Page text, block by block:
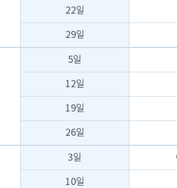
22일
29일
5일
12일
19일
26일
3일
10일